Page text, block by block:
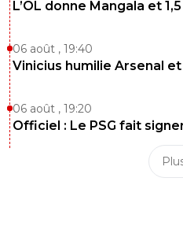
L’OL donne Mangala et
06 août , 19:40
Vinicius humilie Arsenal
06 août , 19:20
Officiel : Le PSG fait